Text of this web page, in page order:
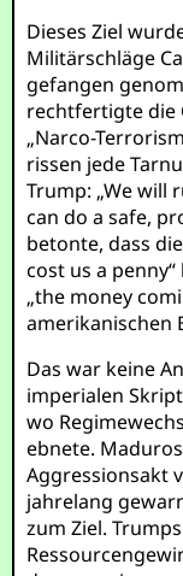
Dieses Ziel
Militärschläge
gefangen
rechtfertigte die
„Narco-
rissen jede
Trump: „We will
can do a safe,
betonte, dass
cost us a
„the money
amerikanischen
Das war keine
imperialen
wo
ebnete.
Aggressionsakt
jahrelang
zum Ziel.